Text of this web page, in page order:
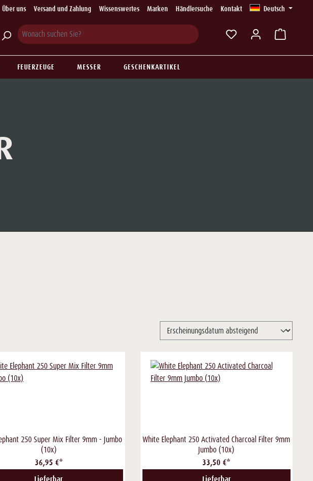
Über uns Versand und Zahlung Wissenswertes Marken Händlersuche Kontakt Deutsch
Du hast 0 Produkte
FEUERZEUGE MESSER GESCHENKARTIKEL
250 Super Mix Filter 9mm - Jumbo
(10x)
36,95 €*
White Elephant 250 Activated Charcoal Filter 9mm
Jumbo (10x)
33,50 €*